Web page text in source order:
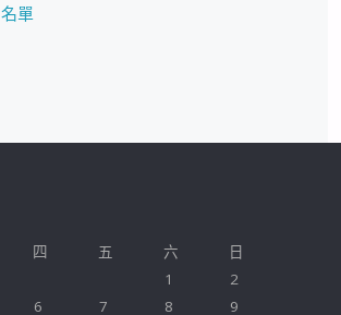
名單
四 五 六
日
1
2
6 7 8 9